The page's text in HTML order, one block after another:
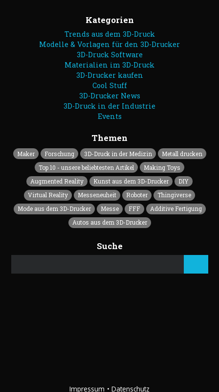
Kategorien
Trends aus dem 3D-Druck
Modelle & Vorlagen für den 3D-Drucker
3D-Druck Software
Materialien im 3D-Druck
3D-Drucker kaufen
Cool Stuff
3D-Drucker News
3D-Druck in der Industrie
Events
Themen
Maker Forschung 3D-Druck in der Medizin
Metall drucken
Top 10 - unsere beliebtesten Artikel
Making Toys
Augmented Reality
Kunst aus dem 3D-Drucker
DIY
Virtual Reality
Messeneuheit Roboter
Thingiverse
Mode aus dem 3D-Drucker
Messe FFF
Additive Fertigung
Autos aus dem 3D-Drucker
Suche
Impressum Datenschutz